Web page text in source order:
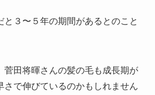
と３〜５年の期間があるとのこと
菅田将暉さんの髪の毛も成長期が
さで伸びているのかもしれません